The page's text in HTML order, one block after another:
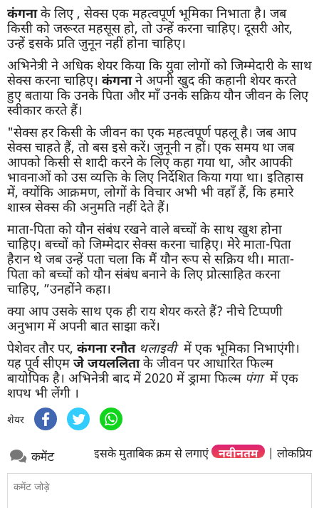
कंगनाके लिए , सेक्स एक महत्वपूर्ण भूमिका निभाता है। जब
किसी को जरूरत महसूस हो, तो उन्हें करना चाहिए। दूसरी ओर,
उन्हें इसके प्रति जुनून नहीं होना चाहिए।
अभिनेत्री ने अधिक शेयर किया कि युवा लोगों को जिम्मेदारी के साथ
सेक्स करना चाहिए। कंगनाने अपनी खुद की कहानी शेयर करते
हुए बताया कि उनके पिता और माँ उनके सक्रिय यौन जीवन के लिए
स्वीकार करते हैं।
"सेक्स हर किसी के जीवन का एक महत्वपूर्ण पहलू है। जब आप
सेक्स चाहते हैं, तो बस इसे करें। जुनूनी न हों। एक समय था जब
आपको किसी से शादी करने के लिए कहा गया था, और आपकी
भावनाओं को उस व्यक्ति के लिए निर्देशित किया गया था। इतिहास
में, क्योंकि आक्रमण, लोगों के विचार अभी भी वहाँ हैं, कि हमारे
शास्त्र सेक्स की अनुमति नहीं देते हैं।
माता-पिता को यौन संबंध रखने वाले बच्चों के साथ खुश होना
चाहिए। बच्चों को जिम्मेदार सेक्स करना चाहिए। मेरे माता-पिता
हैरान थे जब उन्हें पता चला कि मैं यौन रूप से सक्रिय थी। माता-
पिता को बच्चों को यौन संबंध बनाने के लिए प्रोत्साहित करना
चाहिए, ”उनहोंने कहा।
क्या आप उसके साथ एक ही राय शेयर करते हैं? नीचे टिप्पणी
अनुभाग में अपनी बात साझा करें।
पेशेवर तौर पर, कंगना रनौत थलाइवीमें एक भूमिका निभाएंगी।
यह पूर्व सीएम जे जयललिताके जीवन पर आधारित फिल्म
बायोपिक है। अभिनेत्री बाद में 2020 में ड्रामा फिल्म पंगामें एक
शपथ भी लेंगी ।
शेयर
कमेंट इसके मुताबिक क्रम से लगाएं नवीनतम | लोकप्रिय